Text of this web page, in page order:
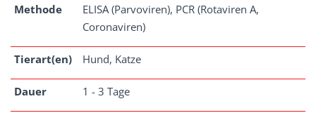
Methode
ELISA (Parvoviren), PCR (Rotaviren A,
Coronaviren)
Tierart(en) Hund, Katze
Dauer 1 - 3 Tage